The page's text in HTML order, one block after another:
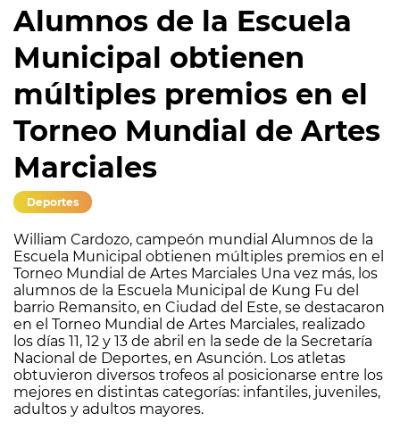
Alumnos de la Escuela
Municipal obtienen
múltiples premios en el
Torneo Mundial de Artes
Marciales
Deportes
William Cardozo, campeón mundial Alumnos de la
Escuela Municipal obtienen múltiples premios en el
Torneo Mundial de Artes Marciales Una vez más, los
alumnos de la Escuela Municipal de Kung Fu del
barrio Remansito, en Ciudad del Este, se destacaron
en el Torneo Mundial de Artes Marciales, realizado
los días 11, 12 y 13 de abril en la sede de la Secretaría
Nacional de Deportes, en Asunción. Los atletas
obtuvieron diversos trofeos al posicionarse entre los
mejores en distintas categorías: infantiles, juveniles,
adultos y adultos mayores.